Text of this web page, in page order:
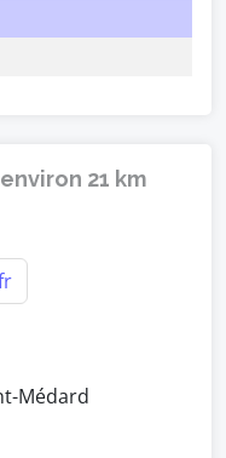
21 km
Médard